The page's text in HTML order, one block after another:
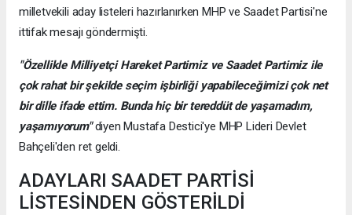
milletvekili aday listeleri hazırlanırken MHP ve Saadet Partisi'ne
ittifak mesajı göndermişti.
"Özellikle Milliyetçi Hareket Partimiz ve Saadet Partimiz ile
çok rahat bir şekilde seçim işbirliği yapabileceğimizi çok net
bir dille ifade ettim. Bunda hiç bir tereddüt de yaşamadım,
yaşamıyorum"diyen Mustafa Destici'ye MHP Lideri Devlet
Bahçeli'den ret geldi.
ADAYLARI SAADET PARTİSİ
LİSTESİNDEN GÖSTERİLDİ